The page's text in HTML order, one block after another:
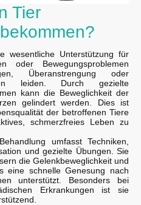
Tier
wesentliche Unterstützung für
oder Bewegungsproblemen
Überanstrengung oder
leiden. Durch gezielte
kann die Beweglichkeit der
gelindert werden. Dies ist
der betroffenen Tiere
schmerzfreies Leben zu
umfasst Techniken,
und gezielte Übungen. Sie
die Gelenkbeweglichkeit und
eine schnelle Genesung nach
unterstützt. Besonders bei
Erkrankungen ist sie